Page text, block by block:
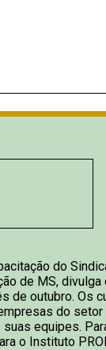
do
de MS, divulga
de outubro. Os
do setor
equipes.
o Instituto